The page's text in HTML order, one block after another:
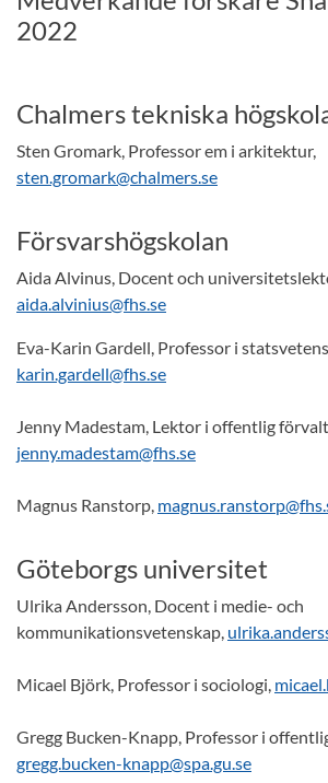
2022
Chalmers tekniska
Sten Gromark, Professor em i arkitektur,
sten.gromark@chalmers.se
Försvarshögskolan
Aida Alvinus, Docent och
aida.alvinius@fhs.se
Eva-Karin Gardell, Professor i
karin.gardell@fhs.se
Jenny Madestam, Lektor i offentlig
jenny.madestam@fhs.se
Magnus Ranstorp,
Göteborgs universitet
Ulrika Andersson, Docent i medie- och
kommunikationsvetenskap,
Micael Björk, Professor i sociologi,
Gregg Bucken-Knapp, Professor i
gregg.bucken-knapp@spa.gu.se